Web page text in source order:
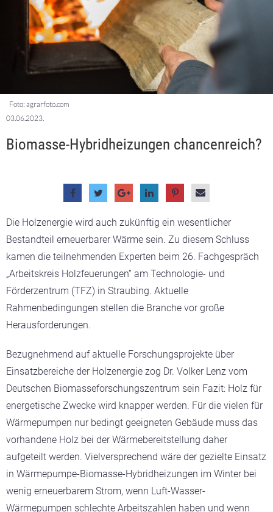
Foto: agrarfoto.com
03.06.2023.
Biomasse-Hybridheizungen chancenreich?
Die Holzenergie wird auch zukünftig ein wesentlicher
Bestandteil erneuerbarer Wärme sein. Zu diesem Schluss
kamen die teilnehmenden Experten beim 26. Fachgespräch
„Arbeitskreis Holzfeuerungen“ am Technologie- und
Förderzentrum (TFZ) in Straubing. Aktuelle
Rahmenbedingungen stellen die Branche vor große
Herausforderungen.
Bezugnehmend auf aktuelle Forschungsprojekte über
Einsatzbereiche der Holzenergie zog Dr. Volker Lenz vom
Deutschen Biomasseforschungszentrum sein Fazit: Holz für
energetische Zwecke wird knapper werden. Für die vielen für
Wärmepumpen nur bedingt geeigneten Gebäude muss das
vorhandene Holz bei der Wärmebereitstellung daher
aufgeteilt werden. Vielversprechend wäre der gezielte Einsatz
in Wärmepumpe-Biomasse-Hybridheizungen im Winter bei
wenig erneuerbarem Strom, wenn Luft-Wasser-
Wärmepumpen schlechte Arbeitszahlen haben und wenn